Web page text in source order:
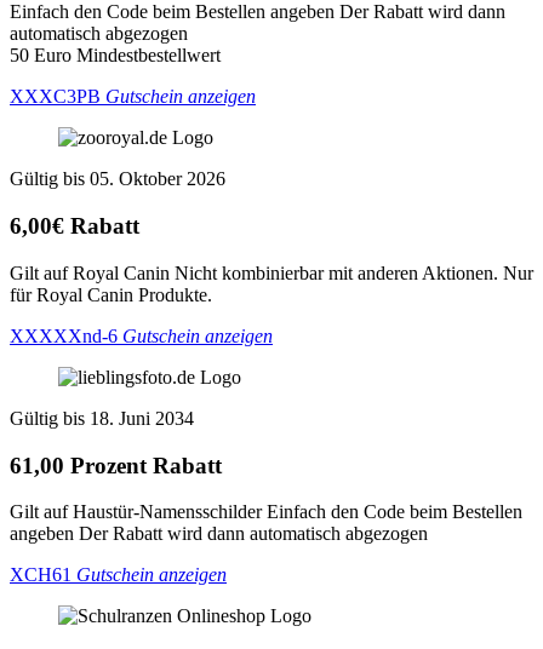
Einfach den Code beim Bestellen angeben Der Rabatt wird dann
automatisch abgezogen
50 Euro Mindestbestellwert
XXXC3PB Gutschein anzeigen
Gültig bis 05. Oktober 2026
6,00€ Rabatt
Gilt auf Royal Canin Nicht kombinierbar mit anderen Aktionen. Nur
für Royal Canin Produkte.
XXXXXnd-6 Gutschein anzeigen
Gültig bis 18. Juni 2034
61,00 Prozent Rabatt
Gilt auf Haustür-Namensschilder Einfach den Code beim Bestellen
angeben Der Rabatt wird dann automatisch abgezogen
XCH61 Gutschein anzeigen